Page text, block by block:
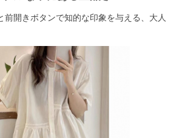
前開きボタンで知的な印象を与える、大人